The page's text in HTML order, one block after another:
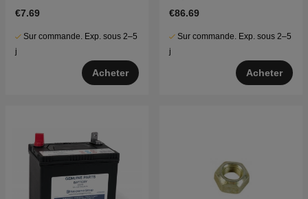
€7.69
Sur commande. Exp. sous 2–5
j
Acheter
€86.69
Sur commande. Exp. sous 2–5
j
Acheter